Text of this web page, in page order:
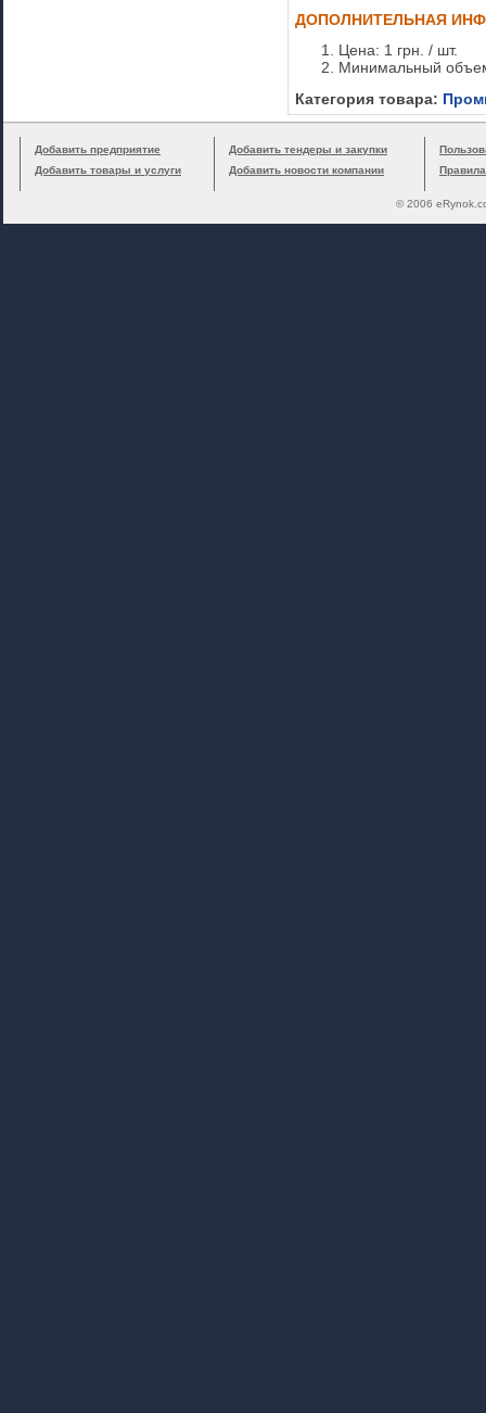
ДОПОЛНИТЕЛЬНАЯ
Цена: 1 грн. / шт.
Минимальный
Категория товара:
Добавить предприятие
Добавить товары и услуги
Добавить тендеры и закупки
Добавить новости компании
© 2006